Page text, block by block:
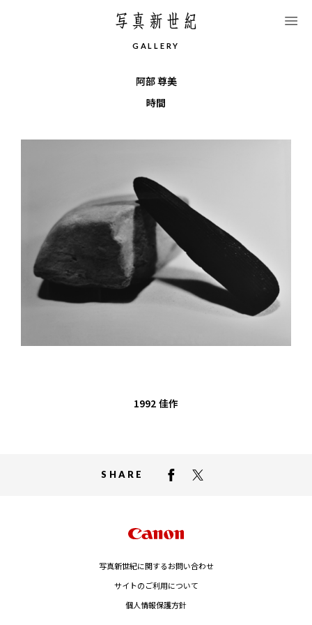
G ALL E RY
阿部 尊美
時間
1992 佳作
SHARE
写真新世紀に関するお問い合わせ
サイトのご利用について
個人情報保護方針